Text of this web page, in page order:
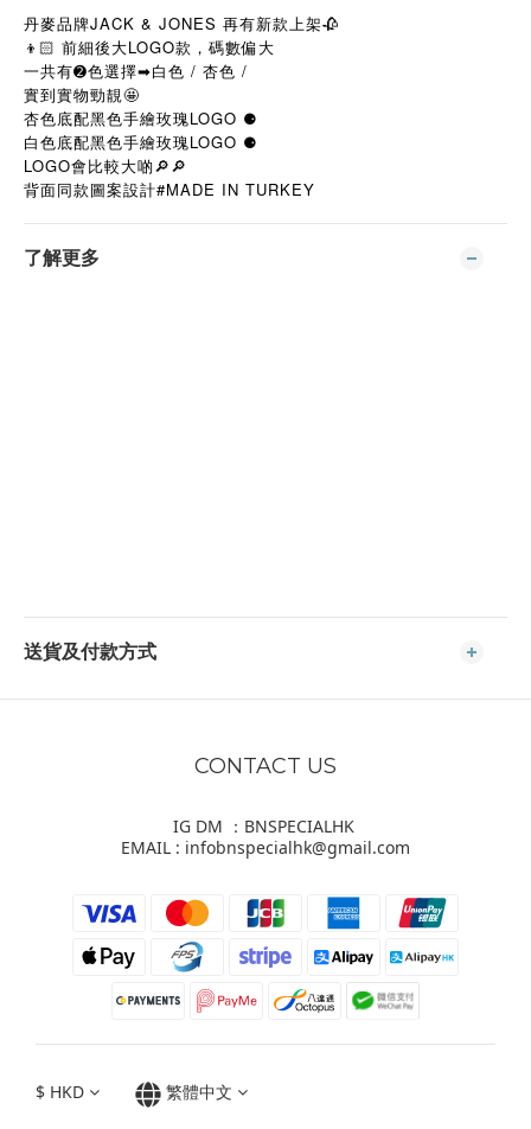
丹麥品牌JACK & JONES 再有新款上架🥀
👦🏻 前細後大LOGO款，碼數偏大
一共有➋色選擇➡︎白色 / 杏色 /
實到實物勁靚🤩
杏色底配黑色手繪玫瑰LOGO ⚈
白色底配黑色手繪玫瑰LOGO ⚈
LOGO會比較大啲🔎🔎
背面同款圖案設計#MADE IN TURKEY
了解更多
送貨及付款方式
CONTACT US
IG DM ：BNSPECIALHK
EMAIL : infobnspecialhk@gmail.com
$ HKD 繁體中文